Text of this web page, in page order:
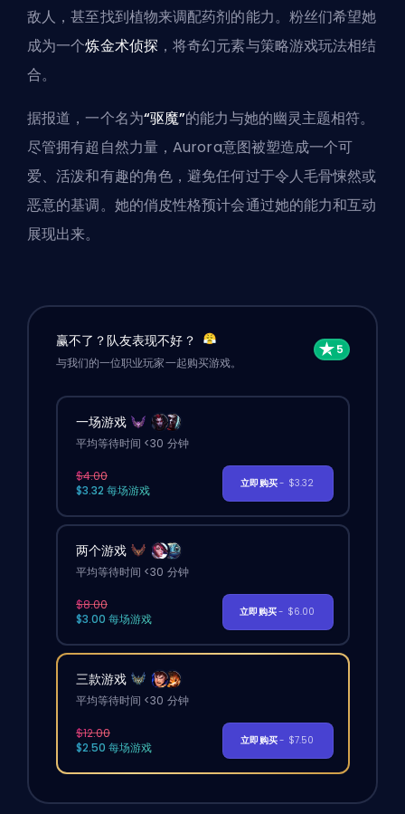
敌人，甚至找到植物来调配药剂的能力。粉丝们希望她
成为一个炼金术侦探 ，将奇幻元素与策略游戏玩法相结
合。
据报道，一个名为“驱魔”的能力与她的幽灵主题相符。
尽管拥有超自然力量，Aurora意图被塑造成一个可
爱、活泼和有趣的角色，避免任何过于令人毛骨悚然或
恶意的基调。她的俏皮性格预计会通过她的能力和互动
展现出来。
赢不了？队友表现不好？
与我们的一位职业玩家一起购买游戏。
一场游戏
平均等待时间 <30 分钟
$4.00
$3.32 每场游戏
立即购买- $3.32
两个游戏
平均等待时间 <30 分钟
$8.00
$3.00 每场游戏
立即购买- $6.00
三款游戏
平均等待时间 <30 分钟
$12.00
$2.50 每场游戏
立即购买- $7.50